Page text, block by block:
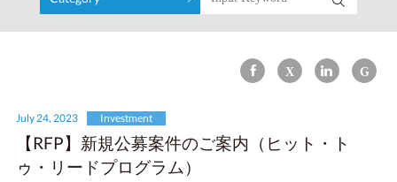
July 24, 2023 Investment
【RFP】新規公募案件のご案内（ヒット・ト
ゥ・リードプログラム）